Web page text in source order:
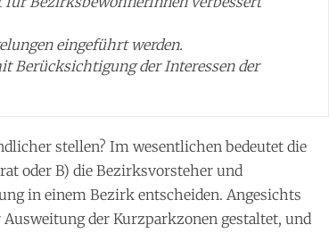
eingeführt werden.
Berücksichtigung der Interessen der
stellen? Im wesentlichen bedeutet die
oder B) die Bezirksvorsteher und
in einem Bezirk entscheiden. Angesichts
der Kurzparkzonen gestaltet, und